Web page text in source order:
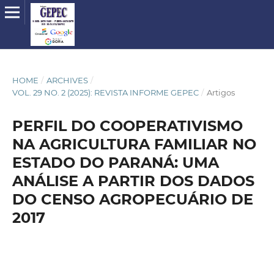
HOME / ARCHIVES /
VOL. 29 NO. 2 (2025): REVISTA INFORME GEPEC / Artigos
PERFIL DO COOPERATIVISMO
NA AGRICULTURA FAMILIAR NO
ESTADO DO PARANÁ: UMA
ANÁLISE A PARTIR DOS DADOS
DO CENSO AGROPECUÁRIO DE
2017